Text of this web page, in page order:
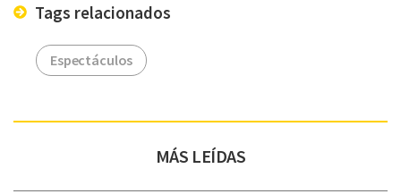
Tags relacionados
Espectáculos
MÁS LEÍDAS